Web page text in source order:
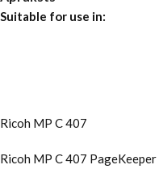
Suitable for use in:
Ricoh MP C 407
Ricoh MP C 407 PageKeeper